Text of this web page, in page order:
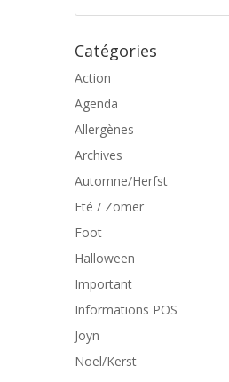
Catégories
Action
Agenda
Allergènes
Archives
Automne/Herfst
Eté / Zomer
Foot
Halloween
Important
Informations POS
Joyn
Noel/Kerst